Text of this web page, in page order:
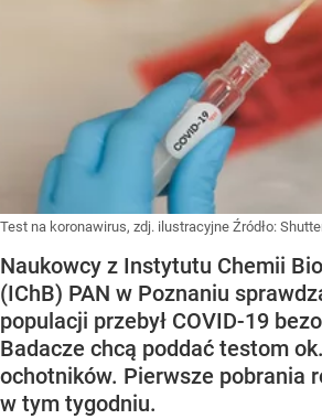
Test na koronawirus, zdj. ilustracyjne Źródło:
Naukowcy z Instytutu Chemii
(IChB) PAN w Poznaniu
populacji przebył COVID-19
Badacze chcą poddać testom
ochotników. Pierwsze pobrania
w tym tygodniu.